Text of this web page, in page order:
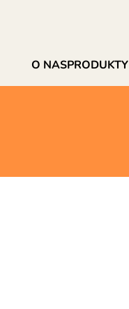
O NASPRODUKTY